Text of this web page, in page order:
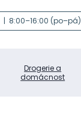
Drogerie a
domácnost
8:00–16:00 (po–pá)